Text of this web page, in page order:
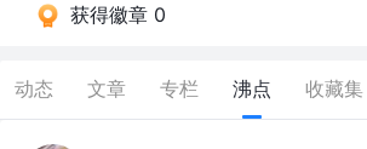
获得徽章 0
动态 文章 专栏 沸点 收藏集